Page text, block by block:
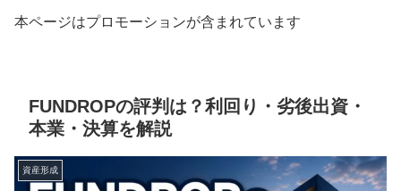
本ページはプロモーションが含まれています
FUNDROPの評判は？利回り・劣後出資・
本業・決算を解説
資産形成